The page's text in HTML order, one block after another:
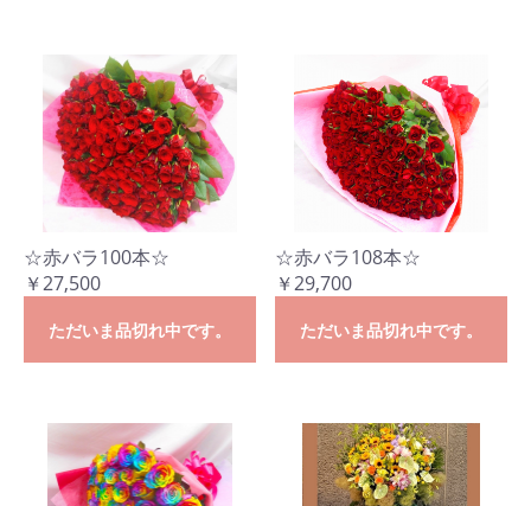
☆赤バラ100本☆
￥27,500
ただいま品切れ中です。
☆赤バラ108本☆
￥29,700
ただいま品切れ中です。